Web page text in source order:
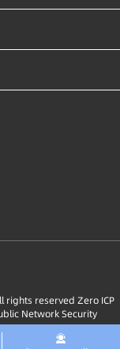
rights reserved Zero ICP
Network Security